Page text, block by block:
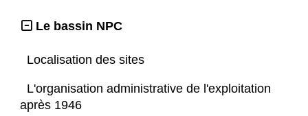
Le bassin NPC
Localisation des sites
L'organisation administrative de l'exploitation
après 1946